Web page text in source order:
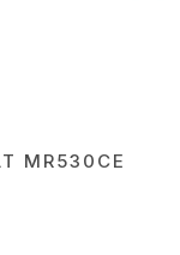
MR530CE